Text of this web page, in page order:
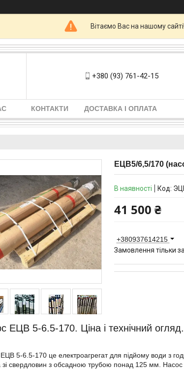
Вітаємо Вас на нашому сайті!
+380 (93) 761-42-15
КОНТАКТИ ДОСТАВКА І ОПЛАТА
ЕЦВ5/6,5/170
В наявності Код:
41 500 ₴
+380937614215
Замовлення тільки
ЕЦВ 5-6.5-170. Ціна і технічний огляд.
5-6.5-170 це електроагрегат для підйому води з
зі свердловин з обсадною трубою понад 125 мм.